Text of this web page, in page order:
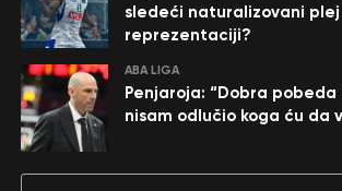
sledeći naturalizovani plej
reprezentaciji?
ABA LIGA
Penjaroja: “Dobra pobeda
nisam odlučio koga ću da